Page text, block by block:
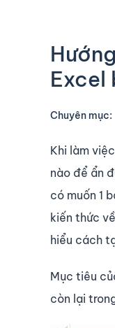
Excel
Chuyên mục:
Khi làm
nào để ẩn
có muốn 1
kiến thức
hiểu cách
Mục tiêu
còn lại